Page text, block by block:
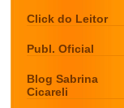
Click do Leitor
Publ. Oficial
Blog Sabrina
Cicareli